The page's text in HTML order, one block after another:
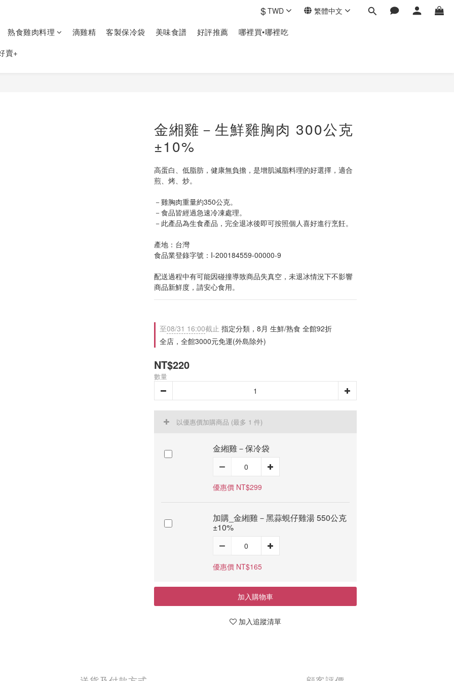
$TWD 繁體中文
熟食雞肉料理 滴雞精 客製保冷袋 美味食譜 好評推薦
哪裡買•哪裡吃
賣+
金緗雞－生鮮雞胸肉 300公克
±10%
高蛋白、低脂肪，健康無負擔，是增肌減脂料理的好選擇，適合
煎、烤、炒。
－雞胸肉重量約350公克。
－食品皆經過急速冷凍處理。
－此產品為生食產品，完全退冰後即可按照個人喜好進行烹飪。
產地：台灣
食品業登錄字號：I-200184559-00000-9
配送過程中有可能因碰撞導致商品失真空，未退冰情況下不影響
商品新鮮度，請安心食用。
至08/31 16:00截止 指定分類，8月 生鮮/熟食 全館92折
全店，全館3000元免運(外島除外)
NT$220
數量
以優惠價加購商品 (最多 1 件)
金緗雞－保冷袋
優惠價 NT$299
加購_金緗雞－黑蒜蜆仔雞湯 550公克
±10%
優惠價 NT$165
加入購物車
加入追蹤清單